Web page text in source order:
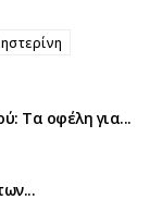
Τα οφέλη για...